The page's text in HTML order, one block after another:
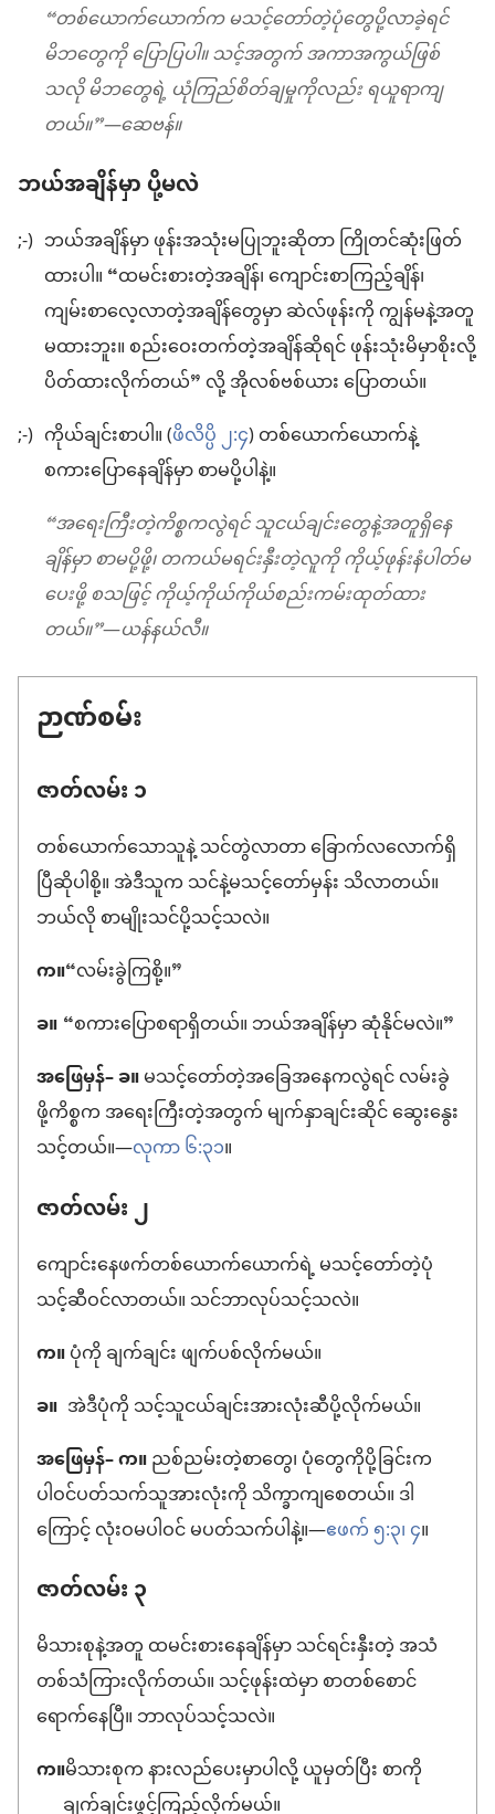
“တစ်ယောက်ယောက်က မသင့်တော်တဲ့ပုံတွေပို့လာခဲ့ရင်
မိဘတွေကို ပြောပြပါ။ သင့်အတွက် အကာအကွယ်ဖြစ်
သလို မိဘတွေရဲ့ ယုံကြည်စိတ်ချမှုကိုလည်း ရယူရာကျ
တယ်။”—ဆေဗန်။
ဘယ်အချိန်မှာ ပို့မလဲ
;-) ဘယ်အချိန်မှာ ဖုန်းအသုံးမပြုဘူးဆိုတာ ကြိုတင်ဆုံးဖြတ်
ထားပါ။ “ထမင်းစားတဲ့အချိန်၊ ကျောင်းစာကြည့်ချိန်၊
ကျမ်းစာလေ့လာတဲ့အချိန်တွေမှာ ဆဲလ်ဖုန်းကို ကျွန်မနဲ့အတူ
မထားဘူး။ စည်းဝေးတက်တဲ့အချိန်ဆိုရင် ဖုန်းသုံးမိမှာစိုးလို့
ပိတ်ထားလိုက်တယ်” လို့ အိုလစ်ဗစ်ယား ပြောတယ်။
;-) ကိုယ်ချင်းစာပါ။ (ဖိလိပ္ပိ ၂:၄) တစ်ယောက်ယောက်နဲ့
စကားပြောနေချိန်မှာ စာမပို့ပါနဲ့။
“အရေးကြီးတဲ့ကိစ္စကလွဲရင် သူငယ်ချင်းတွေနဲ့အတူရှိနေ
ချိန်မှာ စာမပို့ဖို့၊ တကယ်မရင်းနှီးတဲ့လူကို ကိုယ့်ဖုန်းနံပါတ်မ
ပေးဖို့ စသဖြင့် ကိုယ့်ကိုယ်ကိုယ်စည်းကမ်းထုတ်ထား
တယ်။”​—ယန်နယ်လီ။
ဉာဏ်စမ်း
ဇာတ်လမ်း ၁
တစ်ယောက်သောသူနဲ့ သင်တွဲလာတာ ခြောက်လလောက်ရှိ
ပြီဆိုပါစို့။ အဲဒီသူက သင်နဲ့မသင့်တော်မှန်း သိလာတယ်။
ဘယ်လို စာမျိုးသင်ပို့သင့်သလဲ။
က။“လမ်းခွဲကြစို့။”
ခ။“စကားပြောစရာရှိတယ်။ ဘယ်အချိန်မှာ ဆုံနိုင်မလဲ။”
အဖြေမှန်– ခ။မသင့်တော်တဲ့အခြေအနေကလွဲရင် လမ်းခွဲ
ဖို့ကိစ္စက အရေးကြီးတဲ့အတွက် မျက်နှာချင်းဆိုင် ဆွေးနွေး
သင့်တယ်။​—လုကာ ၆:၃၁။
ဇာတ်လမ်း ၂
ကျောင်းနေဖက်တစ်ယောက်ယောက်ရဲ့ မသင့်တော်တဲ့ပုံ
သင့်ဆီဝင်လာတယ်။ သင်ဘာလုပ်သင့်သလဲ။
က။ပုံကို ချက်ချင်း ဖျက်ပစ်လိုက်မယ်။
ခ။ အဲဒီပုံကို သင့်သူငယ်ချင်းအားလုံးဆီပို့လိုက်မယ်။
အဖြေမှန်– က။ညစ်ညမ်းတဲ့စာတွေ၊ ပုံတွေကိုပို့ခြင်းက
ပါဝင်ပတ်သက်သူအားလုံးကို သိက္ခာကျစေတယ်။ ဒါ
ကြောင့် လုံးဝမပါဝင် မပတ်သက်ပါနဲ့။​—ဧဖက် ၅:၃၊ ၄။
ဇာတ်လမ်း ၃
မိသားစုနဲ့အတူ ထမင်းစားနေချိန်မှာ သင်ရင်းနှီးတဲ့ အသံ
တစ်သံကြားလိုက်တယ်။ သင့်ဖုန်းထဲမှာ စာတစ်စောင်
ရောက်နေပြီ။ ဘာလုပ်သင့်သလဲ။
က။မိသားစုက နားလည်ပေးမှာပါလို့ ယူမှတ်ပြီး စာကို